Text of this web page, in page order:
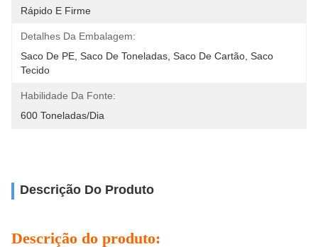
Rápido E Firme
Detalhes Da Embalagem:
Saco De PE, Saco De Toneladas, Saco De Cartão, Saco
Tecido
Habilidade Da Fonte:
600 Toneladas/dia
Descrição Do Produto
Descrição do produto: